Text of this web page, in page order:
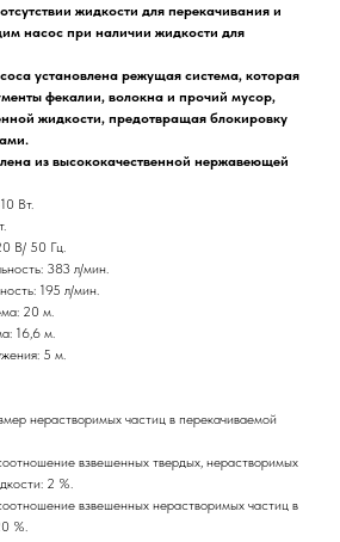
жидкости для перекачивания и
насос при наличии жидкости для
установлена режущая система, которая
фекалии, волокна и прочий мусор,
жидкости, предотвращая блокировку
из высококачественной нержавеющей
Вт.
В/ 50 Гц.
383 л/мин.
195 л/мин.
20 м.
16,6 м.
5 м.
нерастворимых частиц в перекачиваемой
взвешенных твердых, нерастворимых
2 %.
взвешенных нерастворимых частиц в
%.